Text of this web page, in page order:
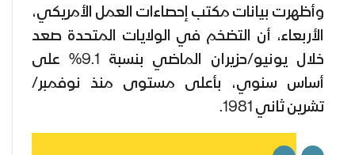
وأظهرت بيانات مكتب إحصاءات العمل الأمريكي،
الأربعاء، أن التضخم في الولايات المتحدة صعد
خلال يونيو/حزيران الماضي بنسبة 9.1% على
أساس سنوي، بأعلى مستوى منذ نوفمبر/
تشرين ثاني 1981.